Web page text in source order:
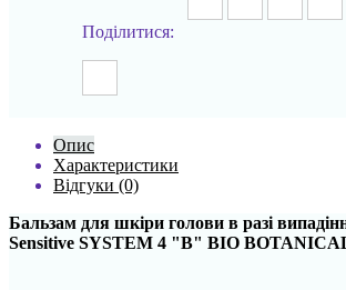
Поділитися:
Опис
Характеристики
Відгуки (0)
Бальзам для шкіри голови в разі
Sensitive SYSTEM 4 "В" BIO